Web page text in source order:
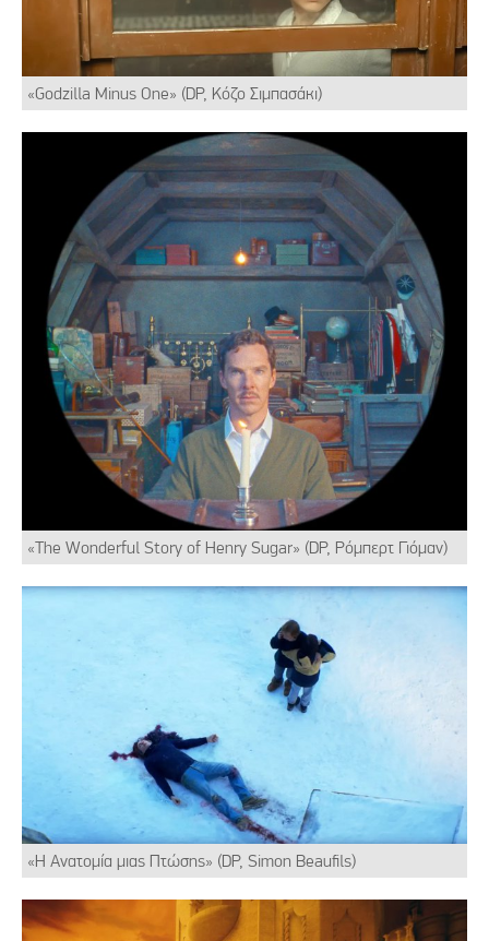
«Godzilla Minus One» (DP, Κόζο Σιμπασάκι)
«The Wonderful Story of Henry Sugar» (DP, Ρόμπερτ Γιόμαν)
«Η Ανατομία μιας Πτώσης» (DP, Simon Beaufils)